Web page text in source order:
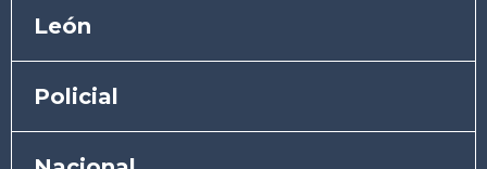
León
Policial